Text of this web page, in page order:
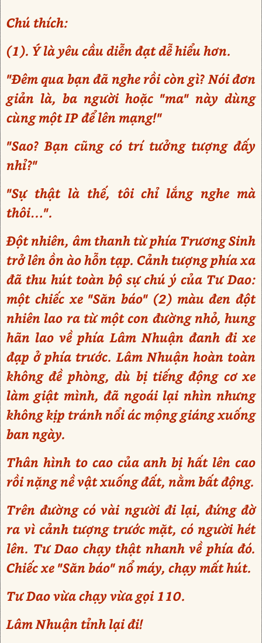
Chú thích:
(1). Ý là yêu cầu diễn đạt dễ hiểu hơn.
"Đêm qua bạn đã nghe rồi còn gì? Nói đơn
giản là, ba người hoặc "ma" này dùng
cùng một IP để lên mạng!"
"Sao? Bạn cũng có trí tưởng tượng đấy
nhỉ?"
"Sự thật là thế, tôi chỉ lắng nghe mà
thôi…".
Đột nhiên, âm thanh từ phía Trương Sinh
trở lên ồn ào hỗn tạp. Cảnh tượng phía xa
đã thu hút toàn bộ sự chú ý của Tư Dao:
một chiếc xe "Săn báo" (2) màu đen đột
nhiên lao ra từ một con đường nhỏ, hung
hãn lao về phía Lâm Nhuận đanh đi xe
đạp ở phía trước. Lâm Nhuận hoàn toàn
không đề phòng, dù bị tiếng động cơ xe
làm giật mình, đã ngoái lại nhìn nhưng
không kịp tránh nổi ác mộng giáng xuống
ban ngày.
Thân hình to cao của anh bị hất lên cao
rồi nặng nề vật xuống đất, nằm bất động.
Trên đường có vài người đi lại, đứng đờ
ra vì cảnh tượng trước mặt, có người hét
lên. Tư Dao chạy thật nhanh về phía đó.
Chiếc xe "Săn báo" nổ máy, chạy mất hút.
Tư Dao vừa chạy vừa gọi 110.
Lâm Nhuận tỉnh lại đi!